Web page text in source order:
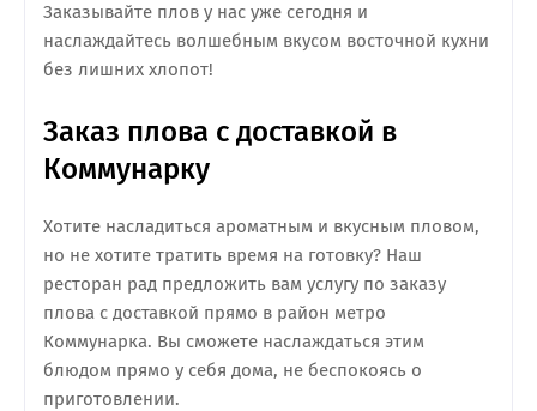
Заказывайте плов у нас уже сегодня и
наслаждайтесь волшебным вкусом восточной кухни
без лишних хлопот!
Заказ плова с доставкой в
Коммунарку
Хотите насладиться ароматным и вкусным пловом,
но не хотите тратить время на готовку? Наш
ресторан рад предложить вам услугу по заказу
плова с доставкой прямо в район метро
Коммунарка. Вы сможете наслаждаться этим
блюдом прямо у себя дома, не беспокоясь о
приготовлении.